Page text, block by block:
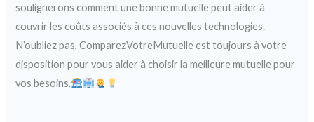
soulignerons comment une bonne mutuelle peut aider à
couvrir les coûts associés à ces nouvelles technologies.
N’oubliez pas, ComparezVotreMutuelle est toujours à votre
disposition pour vous aider à choisir la meilleure mutuelle pour
vos besoins.